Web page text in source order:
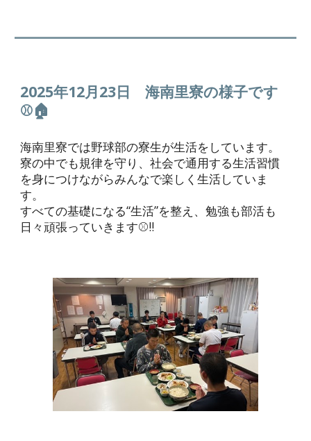
2025年12月23日海南里寮の様子です
⚾️🏠
海南里寮では野球部の寮生が生活をしています。
寮の中でも規律を守り、社会で通用する生活習慣
を身につけながらみんなで楽しく生活していま
す。
すべての基礎になる“生活”を整え、勉強も部活も
日々頑張っていきます⚾️‼️